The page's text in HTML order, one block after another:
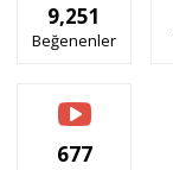
9,251
Beğenenler
677